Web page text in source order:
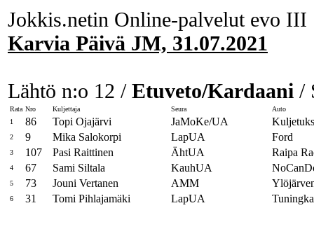
Jokkis.netin Online-palvelut evo III
Karvia Päivä JM, 31.07.2021
Lähtö n:o 12 / Etuveto/Kardaani /
Rata Nro Kuljettaja Seura
Auto
1
86 Topi Ojajärvi JaMoKe/UA
2 9 Mika Salokorpi LapUA Ford
3 107 Pasi Raittinen ÄhtUA Raipa
4 67 Sami Siltala KauhUA
5 73 Jouni Vertanen AMM
6 31 Tomi Pihlajamäki LapUA